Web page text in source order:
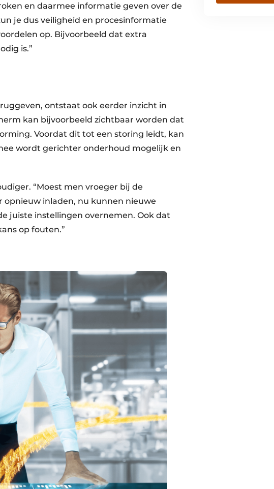
en daarmee informatie geven over de
je dus veiligheid en procesinformatie
op. Bijvoorbeeld dat extra
is.”
ontstaat ook eerder inzicht in
kan bijvoorbeeld zichtbaar worden dat
Voordat dit tot een storing leidt, kan
wordt gerichter onderhoud mogelijk en
“Moest men vroeger bij de
opnieuw inladen, nu kunnen nieuwe
juiste instellingen overnemen. Ook dat
op fouten.”